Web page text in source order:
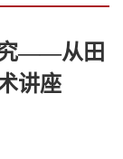
究——从田
讲座